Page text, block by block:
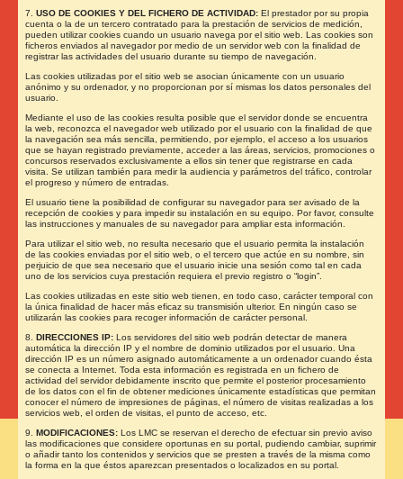
7.
USO DE COOKIES Y DEL FICHERO DE ACTIVIDAD:El prestador por su propia
cuenta o la de un tercero contratado para la prestación de servicios de medición,
pueden utilizar cookies cuando un usuario navega por el sitio web. Las cookies son
ficheros enviados al navegador por medio de un servidor web con la finalidad de
registrar las actividades del usuario durante su tiempo de navegación.
Las cookies utilizadas por el sitio web se asocian únicamente con un usuario
anónimo y su ordenador, y no proporcionan por sí mismas los datos personales del
usuario.
Mediante el uso de las cookies resulta posible que el servidor donde se encuentra
la web, reconozca el navegador web utilizado por el usuario con la finalidad de que
la navegación sea más sencilla, permitiendo, por ejemplo, el acceso a los usuarios
que se hayan registrado previamente, acceder a las áreas, servicios, promociones o
concursos reservados exclusivamente a ellos sin tener que registrarse en cada
visita. Se utilizan también para medir la audiencia y parámetros del tráfico, controlar
el progreso y número de entradas.
El usuario tiene la posibilidad de configurar su navegador para ser avisado de la
recepción de cookies y para impedir su instalación en su equipo. Por favor, consulte
las instrucciones y manuales de su navegador para ampliar esta información.
Para utilizar el sitio web, no resulta necesario que el usuario permita la instalación
de las cookies enviadas por el sitio web, o el tercero que actúe en su nombre, sin
perjuicio de que sea necesario que el usuario inicie una sesión como tal en cada
uno de los servicios cuya prestación requiera el previo registro o “login”.
Las cookies utilizadas en este sitio web tienen, en todo caso, carácter temporal con
la única finalidad de hacer más eficaz su transmisión ulterior. En ningún caso se
utilizarán las cookies para recoger información de carácter personal.
8.
DIRECCIONES IP:Los servidores del sitio web podrán detectar de manera
automática la dirección IP y el nombre de dominio utilizados por el usuario. Una
dirección IP es un número asignado automáticamente a un ordenador cuando ésta
se conecta a Internet. Toda esta información es registrada en un fichero de
actividad del servidor debidamente inscrito que permite el posterior procesamiento
de los datos con el fin de obtener mediciones únicamente estadísticas que permitan
conocer el número de impresiones de páginas, el número de visitas realizadas a los
servicios web, el orden de visitas, el punto de acceso, etc.
9.MODIFICACIONES:Los LMC se reservan el derecho de efectuar sin previo aviso
las modificaciones que considere oportunas en su portal, pudiendo cambiar, suprimir
o añadir tanto los contenidos y servicios que se presten a través de la misma como
la forma en la que éstos aparezcan presentados o localizados en su portal.